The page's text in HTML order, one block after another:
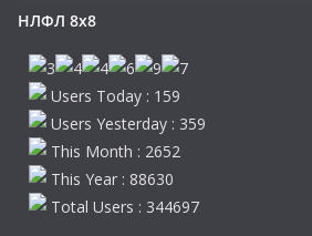
НЛФЛ 8х8
Users Today : 159
Users Yesterday : 359
This Month : 2652
This Year : 88630
Total Users : 344697